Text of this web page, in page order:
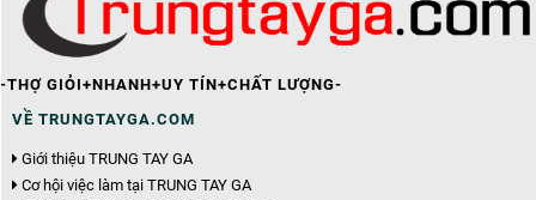
-THỢ GIỎI+NHANH+UY TÍN+CHẤT LƯỢNG-
VỀ TRUNGTAYGA.COM
Giới thiệu TRUNG TAY GA
Cơ hội việc làm tại TRUNG TAY GA